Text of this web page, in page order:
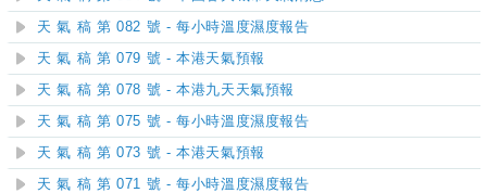
天 氣 稿 第 082 號 - 每小時溫度濕度報告
天 氣 稿 第 079 號 - 本港天氣預報
天 氣 稿 第 078 號 - 本港九天天氣預報
天 氣 稿 第 075 號 - 每小時溫度濕度報告
天 氣 稿 第 073 號 - 本港天氣預報
天 氣 稿 第 071 號 - 每小時溫度濕度報告